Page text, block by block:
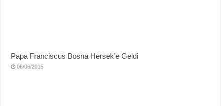
Papa Franciscus Bosna Hersek’e Geldi
06/06/2015